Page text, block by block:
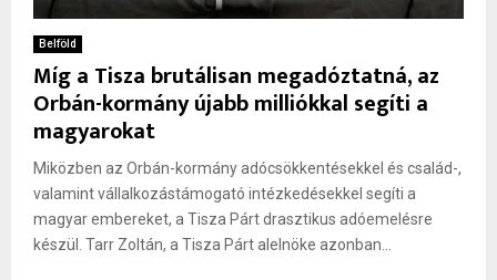
Belföld
Míg a Tisza brutálisan megadóztatná, az
Orbán-kormány újabb milliókkal segíti a
magyarokat
Miközben az Orbán-kormány adócsökkentésekkel és család-,
valamint vállalkozástámogató intézkedésekkel segíti a
magyar embereket, a Tisza Párt drasztikus adóemelésre
készül. Tarr Zoltán, a Tisza Párt alelnöke azonban...